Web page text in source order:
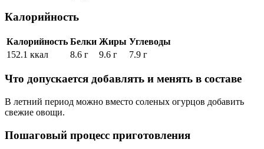
Калорийность
Калорийность Белки Жиры Углеводы
152.1 ккал
8.6 г 9.6 г 7.9 г
Что допускается добавлять и менять в составе
В летний период можно вместо соленых огурцов добавить
свежие овощи.
Пошаговый процесс приготовления